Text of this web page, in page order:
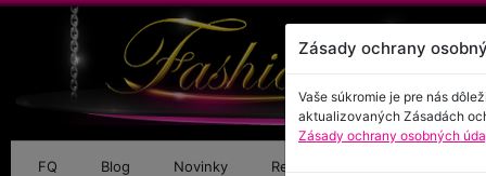
FQ Blog Novinky Referencie
Zásady ochrany
Vaše súkromie je pre nás
aktualizovaných Zásadách
Zásady ochrany osobných